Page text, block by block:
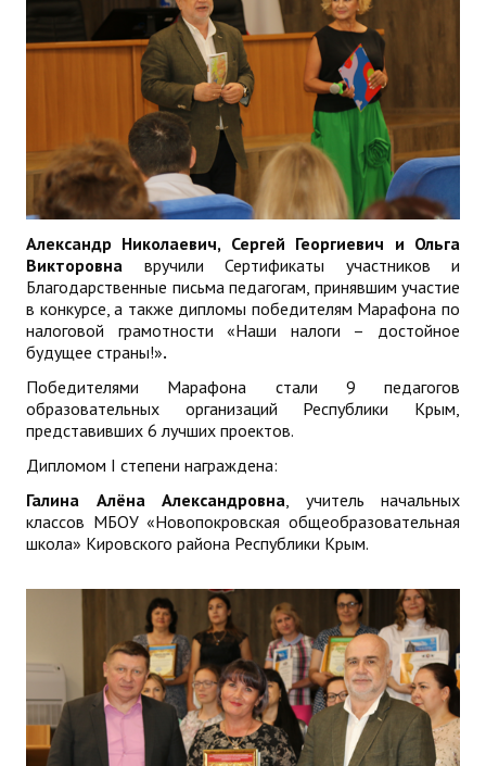
Александр Николаевич, Сергей Георгиевич и Ольга
Викторовна вручили Сертификаты участников и
Благодарственные письма педагогам, принявшим участие
в конкурсе, а также дипломы победителям Марафона по
налоговой грамотности «Наши налоги – достойное
будущее страны!».
Победителями Марафона стали 9 педагогов
образовательных организаций Республики Крым,
представивших 6 лучших проектов.
Дипломом I степени награждена:
Галина Алёна Александровна, учитель начальных
классов МБОУ «Новопокровская общеобразовательная
школа» Кировского района Республики Крым.